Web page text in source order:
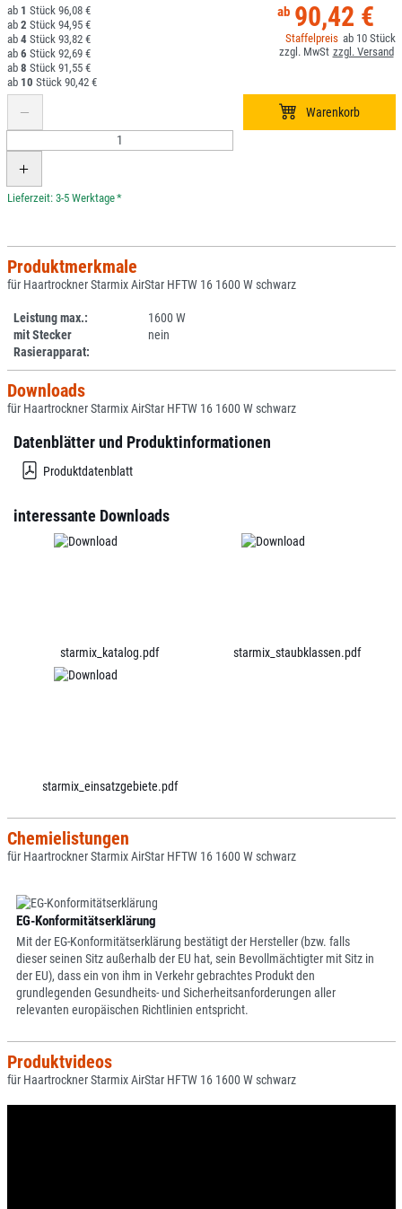
90,42 €
10
1
96,08 €
2
94,95 €
4
93,82 €
6
92,69 €
8
91,55 €
10
90,42 €
*
Produktmerkmale
für Haartrockner Starmix AirStar HFTW 16 1600 W schwarz
Leistung max.:
1600 W
mit Stecker
Rasierapparat:
nein
Downloads
für Haartrockner Starmix AirStar HFTW 16 1600 W schwarz
Datenblätter und Produktinformationen
Produktdatenblatt
interessante Downloads
starmix_katalog.pdf starmix_staubklassen.pdf
starmix_einsatzgebiete.pdf
Chemielistungen
für Haartrockner Starmix AirStar HFTW 16 1600 W schwarz
EG-Konformitätserklärung
Mit der EG-Konformitätserklärung bestätigt der Hersteller (bzw. falls
dieser seinen Sitz außerhalb der EU hat, sein Bevollmächtigter mit Sitz in
der EU), dass ein von ihm in Verkehr gebrachtes Produkt den
grundlegenden Gesundheits- und Sicherheitsanforderungen aller
relevanten europäischen Richtlinien entspricht.
Produktvideos
für Haartrockner Starmix AirStar HFTW 16 1600 W schwarz